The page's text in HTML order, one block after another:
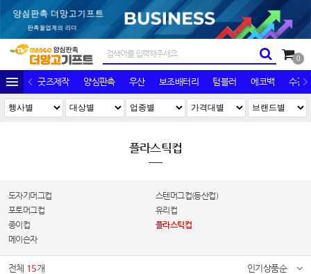
0
굿즈제작 양심판촉 우산 보조배터리 텀블러 에코백 수건/
플라스틱컵
도자기머그컵
스텐머그컵(등산컵)
포토머그컵
유리컵
종이컵
플라스틱컵
메이슨자
전체 15개 인기상품순